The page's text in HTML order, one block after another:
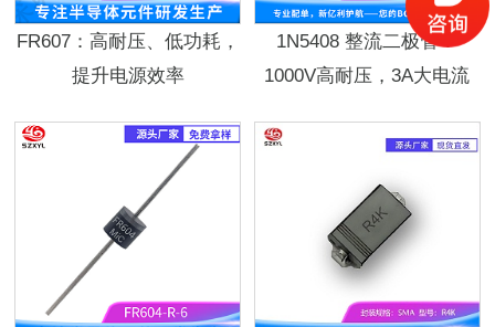
FR607：高耐压、低功耗，
提升电源效率
1N5408 整流二极管：
1000V高耐压，3A大电流